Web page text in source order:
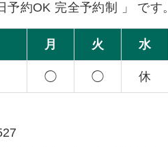
約OK 完全予約制 」 です。
月 火 水
◯ ◯ 休